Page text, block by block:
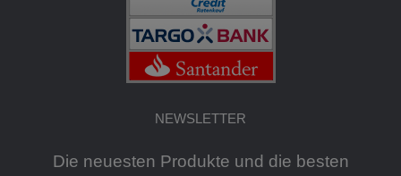
NEWSLETTER
Die neuesten Produkte und die besten